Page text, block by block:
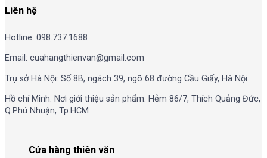
Liên hệ
Hotline: 098.737.1688
Email: cuahangthienvan@gmail.com
Trụ sở Hà Nội: Số 8B, ngách 39, ngõ 68 đường Cầu Giấy, Hà Nội
Hồ chí Minh: Nơi giới thiệu sản phẩm: Hẻm 86/7, Thích Quảng Đức,
Q.Phú Nhuận, Tp.HCM
Cửa hàng thiên văn